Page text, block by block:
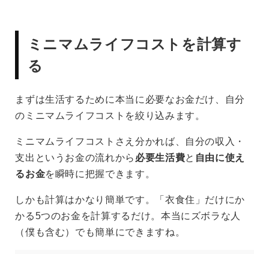
ミニマムライフコストを計算す
る
まずは生活するために本当に必要なお金だけ、自分
のミニマムライフコストを絞り込みます。
ミニマムライフコストさえ分かれば、自分の収入・
支出というお金の流れから 必要生活費と 自由に使え
るお金を瞬時に把握できます。
しかも計算はかなり簡単です。「衣食住」だけにか
かる5つのお金を計算するだけ。本当にズボラな人
（僕も含む）でも簡単にできますね。